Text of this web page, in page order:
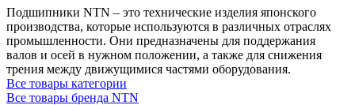
Подшипники NTN – это технические изделия японского
производства, которые используются в различных отраслях
промышленности. Они предназначены для поддержания
валов и осей в нужном положении, а также для снижения
трения между движущимися частями оборудования.
Все товары категории
Все товары бренда NTN